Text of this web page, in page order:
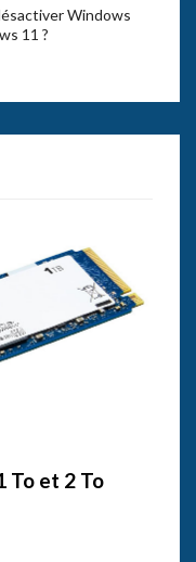
Windows
11 ?
To et 2 To